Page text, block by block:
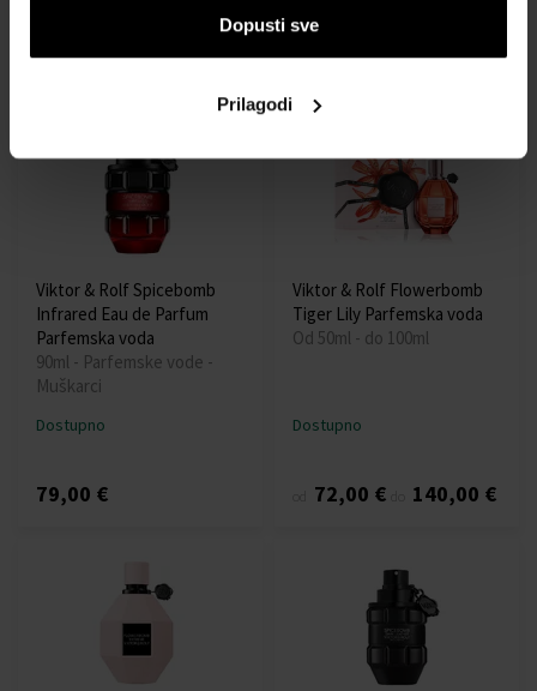
Dopusti sve
Prilagodi
68,00 € 42,00 € 104,00 €
Viktor & Rolf Spicebomb
Infrared Eau de Parfum
Parfemska voda
90ml - Parfemske vode -
Muškarci
Dostupno
79,00 €
Viktor & Rolf Flowerbomb
Tiger Lily Parfemska voda
Od 50ml - do 100ml
Dostupno
72,00 € 140,00 €